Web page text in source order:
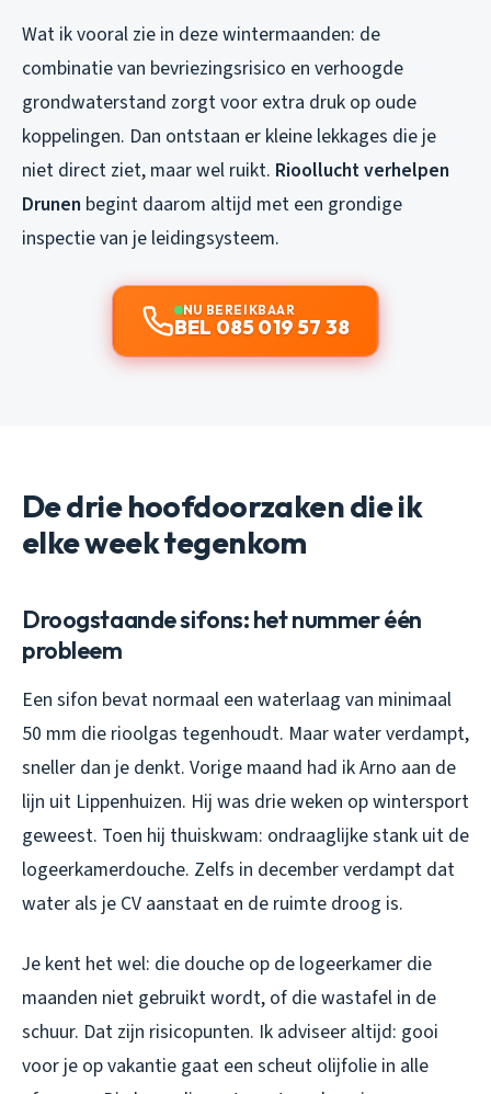
Wat ik vooral zie in deze wintermaanden: de
combinatie van bevriezingsrisico en verhoogde
grondwaterstand zorgt voor extra druk op oude
koppelingen. Dan ontstaan er kleine lekkages die je
niet direct ziet, maar wel ruikt. Rioollucht verhelpen
Drunen begint daarom altijd met een grondige
inspectie van je leidingsysteem.
NU BEREIKBAAR
BEL 085 019 57 38
De drie hoofdoorzaken die ik
elke week tegenkom
Droogstaande sifons: het nummer één
probleem
Een sifon bevat normaal een waterlaag van minimaal
50 mm die rioolgas tegenhoudt. Maar water verdampt,
sneller dan je denkt. Vorige maand had ik Arno aan de
lijn uit Lippenhuizen. Hij was drie weken op wintersport
geweest. Toen hij thuiskwam: ondraaglijke stank uit de
logeerkamerdouche. Zelfs in december verdampt dat
water als je CV aanstaat en de ruimte droog is.
Je kent het wel: die douche op de logeerkamer die
maanden niet gebruikt wordt, of die wastafel in de
schuur. Dat zijn risicopunten. Ik adviseer altijd: gooi
voor je op vakantie gaat een scheut olijfolie in alle